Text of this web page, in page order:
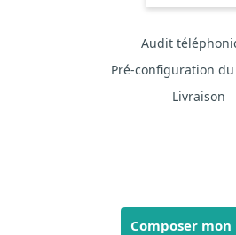
Audit
Pré-configuration
Livraison
Composer mon